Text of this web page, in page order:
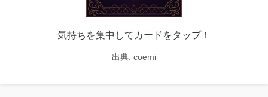
気持ちを集中してカードをタップ！
出典: coemi